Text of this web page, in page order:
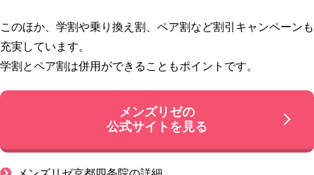
このほか、学割や乗り換え割、ペア割など割引キャンペーンも
充実しています。
学割とペア割は併用ができることもポイントです。
メンズリゼの
公式サイトを見る